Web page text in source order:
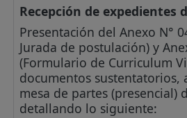
Recepción de expedientes
Presentación del Anexo N°
Jurada de postulación) y
(Formulario de Curriculum
documentos sustentatorios,
mesa de partes (presencial)
detallando lo siguiente: